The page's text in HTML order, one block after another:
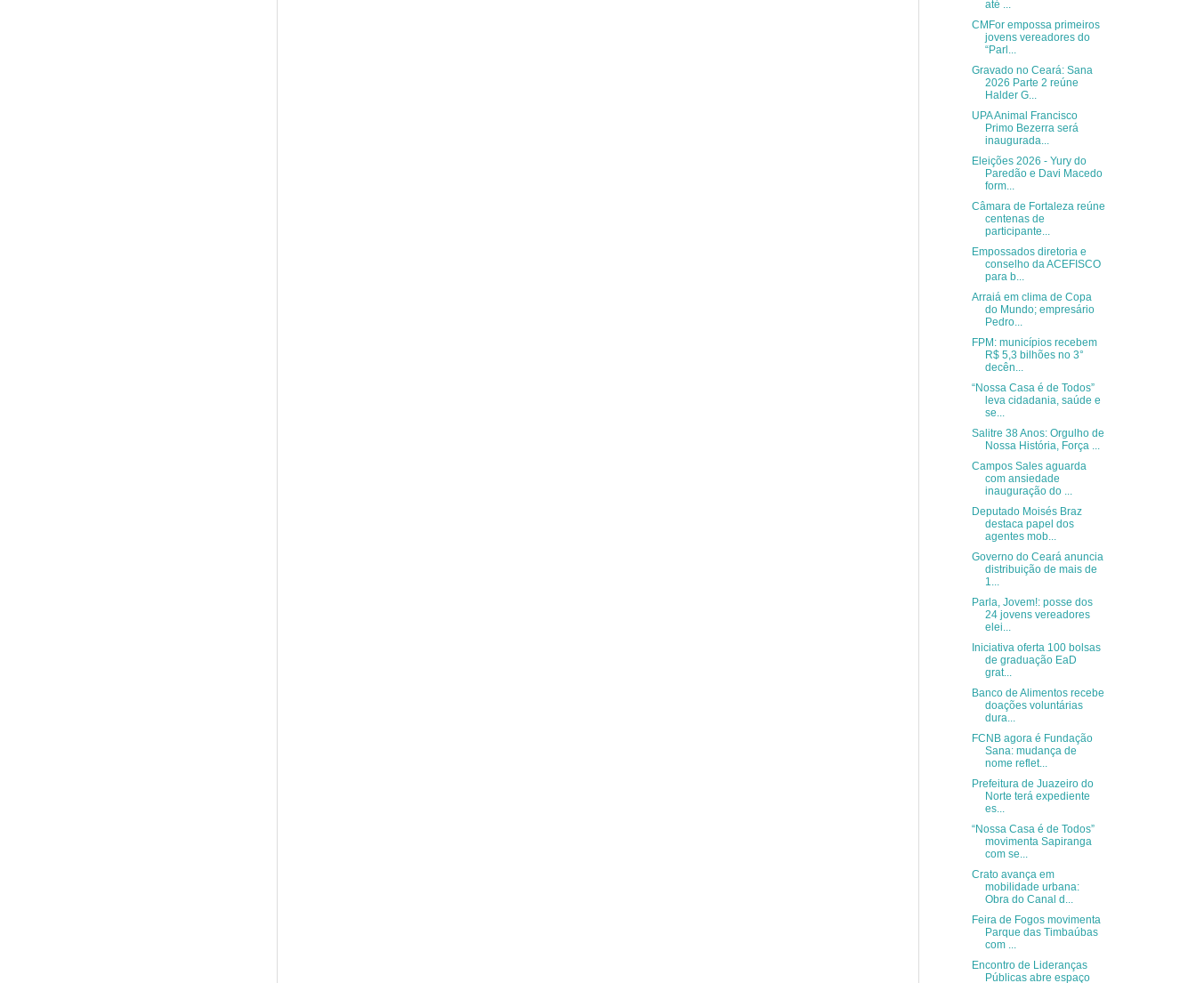
até ...
CMFor empossa primeiros
jovens vereadores do
“Parl...
Gravado no Ceará: Sana
2026 Parte 2 reúne
Halder G...
UPA Animal Francisco
Primo Bezerra será
inaugurada...
Eleições 2026 - Yury do
Paredão e Davi Macedo
form...
Câmara de Fortaleza reúne
centenas de
participante...
Empossados diretoria e
conselho da ACEFISCO
para b...
Arraiá em clima de Copa
do Mundo; empresário
Pedro...
FPM: municípios recebem
R$ 5,3 bilhões no 3°
decên...
“Nossa Casa é de Todos”
leva cidadania, saúde e
se...
Salitre 38 Anos: Orgulho de
Nossa História, Força ...
Campos Sales aguarda
com ansiedade
inauguração do ...
Deputado Moisés Braz
destaca papel dos
agentes mob...
Governo do Ceará anuncia
distribuição de mais de
1...
Parla, Jovem!: posse dos
24 jovens vereadores
elei...
Iniciativa oferta 100 bolsas
de graduação EaD
grat...
Banco de Alimentos recebe
doações voluntárias
dura...
FCNB agora é Fundação
Sana: mudança de
nome reflet...
Prefeitura de Juazeiro do
Norte terá expediente
es...
“Nossa Casa é de Todos”
movimenta Sapiranga
com se...
Crato avança em
mobilidade urbana:
Obra do Canal d...
Feira de Fogos movimenta
Parque das Timbaúbas
com ...
Encontro de Lideranças
Públicas abre espaço